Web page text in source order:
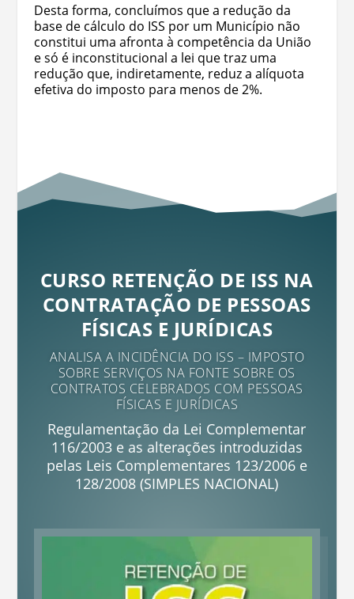
Desta forma, concluímos que a redução da
base de cálculo do ISS por um Município não
constitui uma afronta à competência da União
e só é inconstitucional a lei que traz uma
redução que, indiretamente, reduz a alíquota
efetiva do imposto para menos de 2%.
CURSO RETENÇÃO DE ISS NA
CONTRATAÇÃO DE PESSOAS
FÍSICAS E JURÍDICAS
ANALISA A INCIDÊNCIA DO ISS – IMPOSTO
SOBRE SERVIÇOS NA FONTE SOBRE OS
CONTRATOS CELEBRADOS COM PESSOAS
FÍSICAS E JURÍDICAS
Regulamentação da Lei Complementar
116/2003 e as alterações introduzidas
pelas Leis Complementares 123/2006 e
128/2008 (SIMPLES NACIONAL)